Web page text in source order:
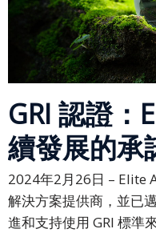
GRI 認證：
續發展的承
2024年2月26日 – Elite
解決方案提供商，並已
進和支持使用 GRI 標準
關
譯
亞
洲
公
司
活
動